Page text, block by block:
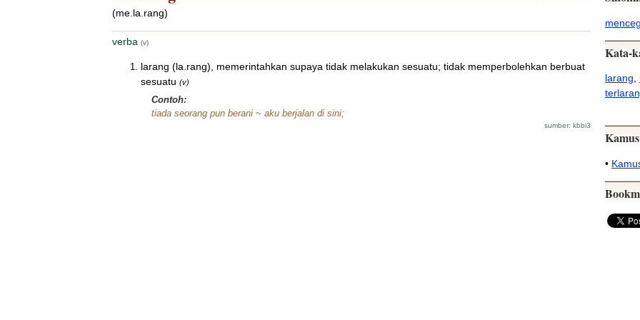
(me.la.rang)
verba (v)
larang (la.rang), memerintahkan supaya tidak melakukan sesuatu; tidak memperbolehkan berbuat
sesuatu (v)
Contoh:
tiada seorang pun berani ~ aku berjalan di sini;
sumber: kbbi3
Kata-
larang
•